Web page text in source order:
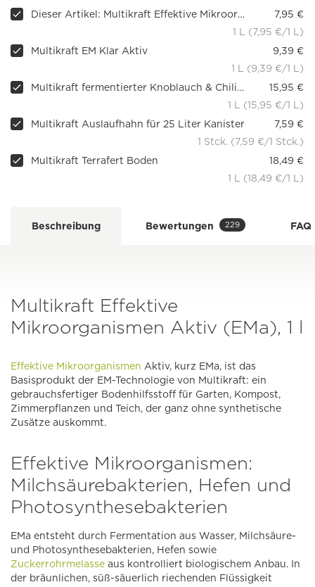
Dieser Artikel: Multikraft Effektive Mikroorganismen Aktiv (EMa), 1 l
7,95 €
1 L (7,95 €/1 L)
Multikraft EM Klar Aktiv
9,39 €
1 L (9,39 €/1 L)
Multikraft fermentierter Knoblauch & Chiliextrakt (ehemals MK5)
15,95 €
1 L (15,95 €/1 L)
Multikraft Auslaufhahn für 25 Liter Kanister
7,59 €
1 Stck. (7,59 €/1 Stck.)
Multikraft Terrafert Boden
18,49 €
1 L (18,49 €/1 L)
Beschreibung Bewertungen 229 FAQ
Multikraft Effektive
Mikroorganismen Aktiv (EMa), 1 l
Effektive Mikroorganismen Aktiv, kurz EMa, ist das
Basisprodukt der EM-Technologie von Multikraft: ein
gebrauchsfertiger Bodenhilfsstoff für Garten, Kompost,
Zimmerpflanzen und Teich, der ganz ohne synthetische
Zusätze auskommt.
Effektive Mikroorganismen:
Milchsäurebakterien, Hefen und
Photosynthesebakterien
EMa entsteht durch Fermentation aus Wasser, Milchsäure-
und Photosynthesebakterien, Hefen sowie
Zuckerrohrmelasse aus kontrolliert biologischem Anbau. In
der bräunlichen, süß-säuerlich riechenden Flüssigkeit